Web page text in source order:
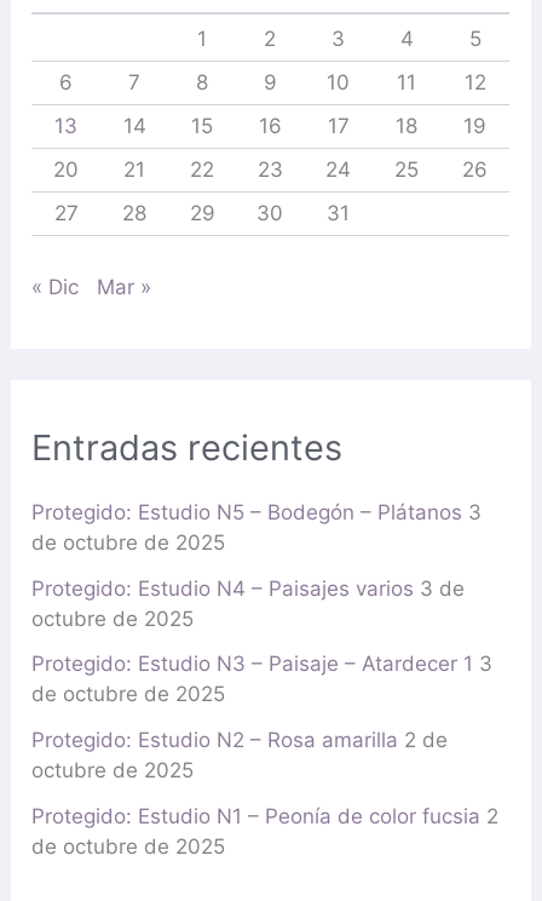
1 2 3 4
5
6
7 8 9 10 11
12
13
14 15 16 17 18
19
20
21 22 23 24 25
26
27
28 29 30 31
« Dic Mar »
Entradas recientes
Protegido: Estudio N5 – Bodegón – Plátanos 3
de octubre de 2025
Protegido: Estudio N4 – Paisajes varios 3 de
octubre de 2025
Protegido: Estudio N3 – Paisaje – Atardecer 1 3
de octubre de 2025
Protegido: Estudio N2 – Rosa amarilla 2 de
octubre de 2025
Protegido: Estudio N1 – Peonía de color fucsia 2
de octubre de 2025